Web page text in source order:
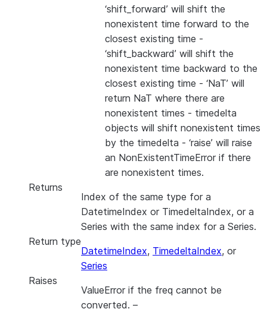
‘shift_forward’ will shift the
nonexistent time forward to the
closest existing time -
‘shift_backward’ will shift the
nonexistent time backward to the
closest existing time - ‘NaT’ will
return NaT where there are
nonexistent times - timedelta
objects will shift nonexistent times
by the timedelta - ‘raise’ will raise
an NonExistentTimeError if there
are nonexistent times.
Returns
Index of the same type for a
DatetimeIndex or TimedeltaIndex, or a
Series with the same index for a Series.
Return type
DatetimeIndex, TimedeltaIndex, or
Series
Raises
ValueError if the freq cannot be
converted. –